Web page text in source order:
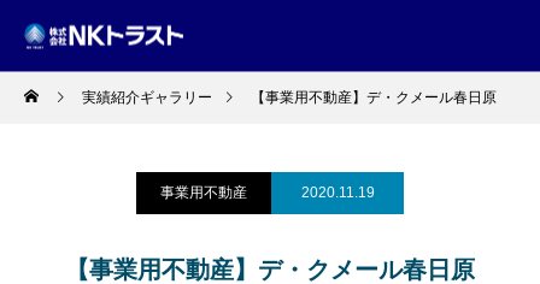
実績紹介ギャラリー 【事業用不動産】デ・クメール春日原
事業用不動産 2020.11.19
【事業用不動産】デ・クメール春日原